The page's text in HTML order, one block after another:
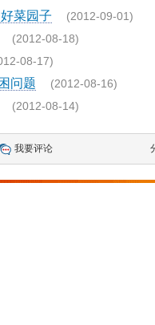
菜园子 (2012-09-01)
(2012-08-18)
08-17)
问题 (2012-08-16)
(2012-08-14)
我要评论